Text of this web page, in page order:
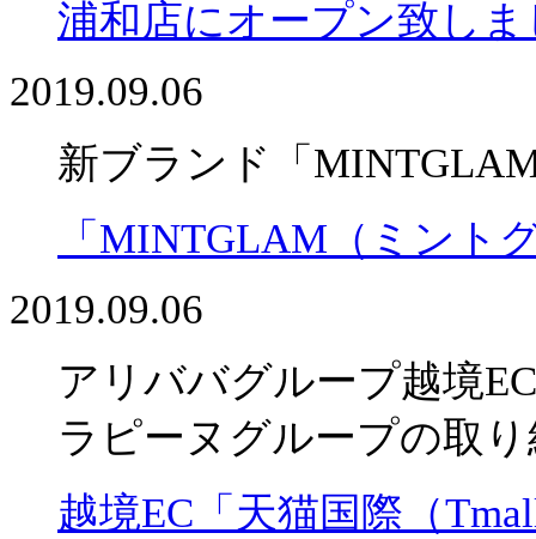
浦和店にオープン致し
2019.09.06
新ブランド「
「MINTGLAM（ミント
2019.09.06
アリババグループ越境
ラピーヌグループの取
越境EC「天猫国際（